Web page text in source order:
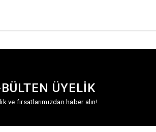
ÜYELİK
ve fırsatlarımızdan haber alın!